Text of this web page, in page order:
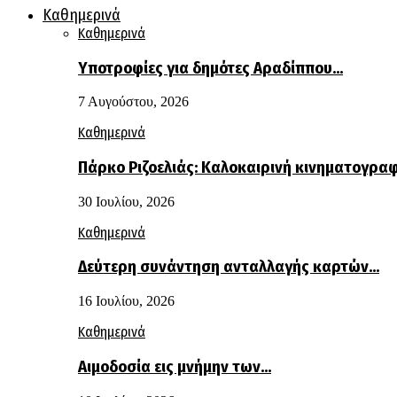
Καθημερινά
Καθημερινά
Υποτροφίες για δημότες Αραδίππου…
7 Αυγούστου, 2026
Καθημερινά
Πάρκο Ριζοελιάς: Καλοκαιρινή
30 Ιουλίου, 2026
Καθημερινά
Δεύτερη συνάντηση ανταλλαγής καρτών…
16 Ιουλίου, 2026
Καθημερινά
Αιμοδοσία εις μνήμην των…